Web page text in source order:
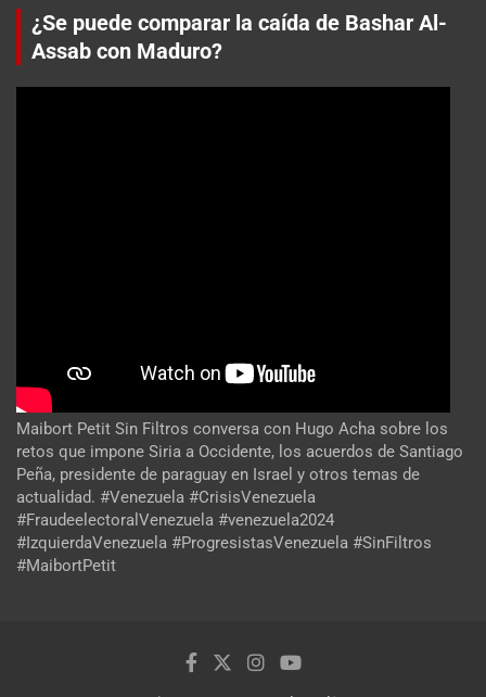
¿Se puede comparar la caída de Bashar Al-
Assab con Maduro?
Maibort Petit Sin Filtros conversa con Hugo Acha sobre los
retos que impone Siria a Occidente, los acuerdos de Santiago
Peña, presidente de paraguay en Israel y otros temas de
actualidad. #Venezuela #CrisisVenezuela
#FraudeelectoralVenezuela #venezuela2024
#IzquierdaVenezuela #ProgresistasVenezuela #SinFiltros
#MaibortPetit